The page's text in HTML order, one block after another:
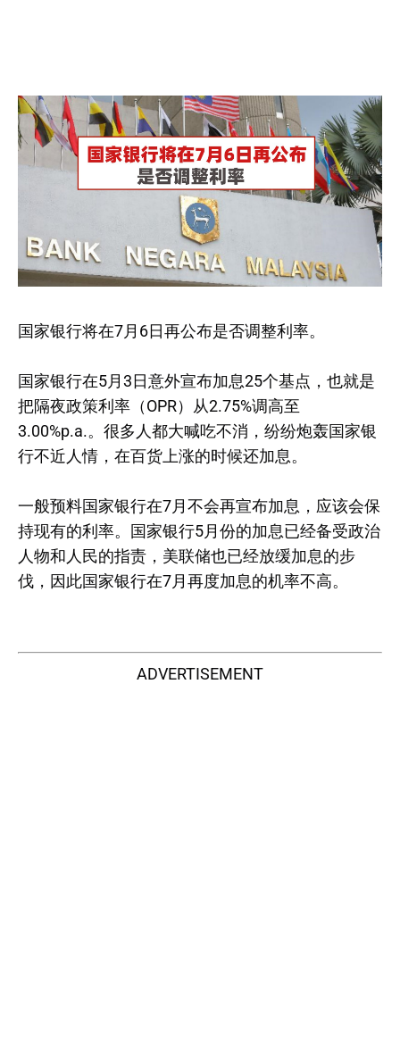
国家银行将在7月6日再公布是否调整利率。
国家银行在5月3日意外宣布加息25个基点，也就是
把隔夜政策利率（OPR）从2.75%调高至
3.00%p.a.。很多人都大喊吃不消，纷纷炮轰国家银
行不近人情，在百货上涨的时候还加息。
一般预料国家银行在7月不会再宣布加息，应该会保
持现有的利率。国家银行5月份的加息已经备受政治
人物和人民的指责，美联储也已经放缓加息的步
伐，因此国家银行在7月再度加息的机率不高。
ADVERTISEMENT